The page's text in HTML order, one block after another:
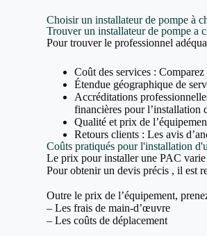
Choisir un installateur de pompe à
Trouver un installateur de pompe a
Pour trouver le professionnel
Coût des services :
Étendue géographique de
Accréditations
financières pour l’installation
Qualité et prix de
Retours clients : Les avis
Coûts pratiqués pour l'installation
Le prix pour installer une PAC varie
Pour obtenir un devis précis , il est
Outre le prix de l’équipement,
– Les frais de main-d’œuvre
– Les coûts de déplacement